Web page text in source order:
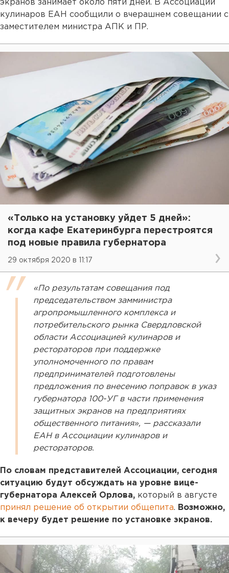
экранов занимает около пяти дней. В Ассоциации
кулинаров ЕАН сообщили о вчерашнем совещании с
заместителем министра АПК и ПР.
«Только на установку уйдет 5 дней»:
когда кафе Екатеринбурга перестроятся
под новые правила губернатора
29 октября 2020 в 11:17
«По результатам совещания под
председательством замминистра
агропромышленного комплекса и
потребительского рынка Свердловской
области Ассоциацией кулинаров и
рестораторов при поддержке
уполномоченного по правам
предпринимателей подготовлены
предложения по внесению поправок в указ
губернатора 100-УГ в части применения
защитных экранов на предприятиях
общественного питания», — рассказали
ЕАН в Ассоциации кулинаров и
рестораторов.
По словам представителей Ассоциации, сегодня
ситуацию будут обсуждать на уровне вице-
губернатора Алексей Орлова, который в августе
принял решение об открытии общепита. Возможно,
к вечеру будет решение по установке экранов.